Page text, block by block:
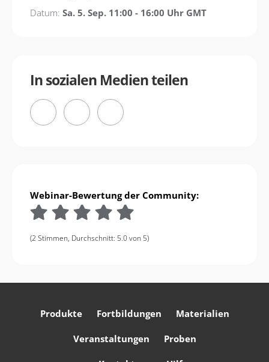
Datum: Sa. 5. Sep. 11:00 - 16:00 Uhr GMT
In sozialen Medien teilen
Webinar-Bewertung der Community:
(2 Stimmen, Durchschnitt: 5.0 von 5)
Produkte Fortbildungen Materialien
Veranstaltungen Proben